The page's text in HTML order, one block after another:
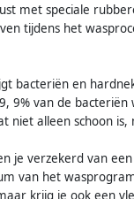
met speciale
tijdens het
bacteriën en
9% van de
niet alleen schoon
je verzekerd van
van het
krijg je ook een